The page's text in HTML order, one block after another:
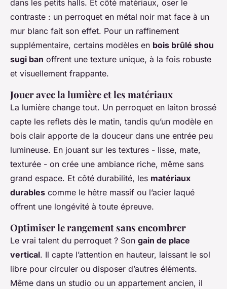
dans les petits halls. Et côté matériaux, oser le
contraste : un perroquet en métal noir mat face à un
mur blanc fait son effet. Pour un raffinement
supplémentaire, certains modèles en bois brûlé shou
sugi ban offrent une texture unique, à la fois robuste
et visuellement frappante.
Jouer avec la lumière et les matériaux
La lumière change tout. Un perroquet en laiton brossé
capte les reflets dès le matin, tandis qu’un modèle en
bois clair apporte de la douceur dans une entrée peu
lumineuse. En jouant sur les textures - lisse, mate,
texturée - on crée une ambiance riche, même sans
grand espace. Et côté durabilité, les matériaux
durables comme le hêtre massif ou l’acier laqué
offrent une longévité à toute épreuve.
Optimiser le rangement sans encombrer
Le vrai talent du perroquet ? Son gain de place
vertical. Il capte l’attention en hauteur, laissant le sol
libre pour circuler ou disposer d’autres éléments.
Même dans un studio ou un appartement ancien, il